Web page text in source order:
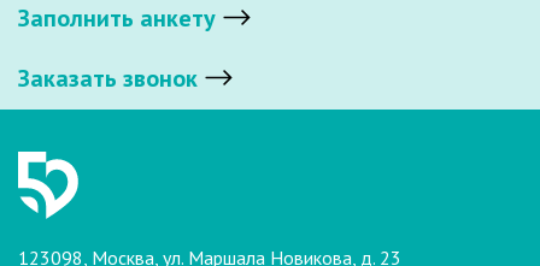
Заполнить анкету
Заказать звонок
123098, Москва, ул. Маршала Новикова, д. 23